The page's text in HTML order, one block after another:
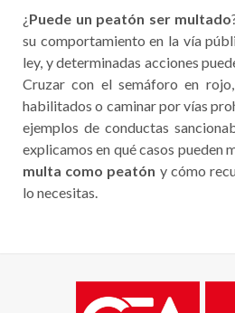
¿Puede un peatón ser multado
su comportamiento en la vía
ley, y determinadas acciones
Cruzar con el semáforo en
habilitados o caminar por vías
ejemplos de conductas
explicamos en qué casos pueden
multa como peatón y cómo
lo necesitas.